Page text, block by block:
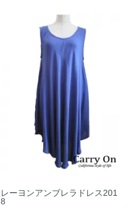
レーヨンアンブレラドレス201
8